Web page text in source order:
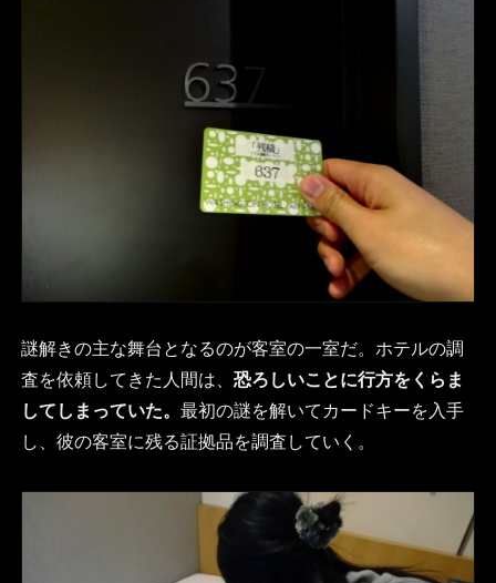
謎解きの主な舞台となるのが客室の一室だ。ホテルの調
査を依頼してきた人間は、 恐ろしいことに行方をくらま
してしまっていた。 最初の謎を解いてカードキーを入手
し、彼の客室に残る証拠品を調査していく。